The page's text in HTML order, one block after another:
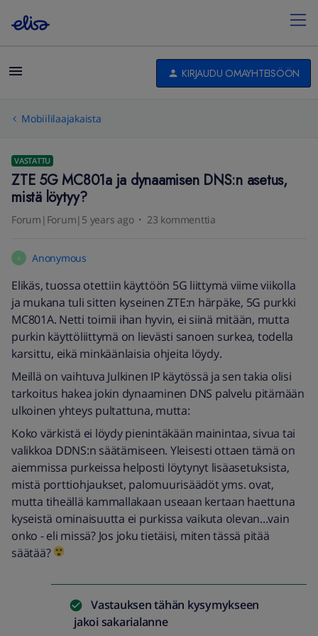
KIRJAUDU OMAYHTEISÖÖN
Mobiililaajakaista
VASTATTU
ZTE 5G MC801a ja dynaamisen DNS:n asetus,
mistä löytyy?
Forum|Forum|5 years ago 23 kommenttia
A Anonymous
Elikäs, tuossa otettiin käyttöön 5G liittymä viime viikolla
ja mukana tuli sitten kyseinen ZTE:n härpäke, 5G purkki
MC801A. Netti toimii ihan hyvin, ei siinä mitään, mutta
purkin käyttöliittymä on lievästi sanoen surkea, todella
karsittu, eikä minkäänlaisia ohjeita löydy.
Meillä on vaihtuva Julkinen IP käytössä ja sen takia olisi
tarkoitus hakea jokin dynaaminen DNS palvelu pitämään
ulkoinen yhteys pultattuna, mutta:
Koko värkistä ei löydy pienintäkään mainintaa, sivua tai
valikkoa DDNS:n säätämiseen. Yleisesti ottaen tämä on
aiemmissa purkeissa helposti löytynyt lisäasetuksista,
mistä porttiohjaukset, palomuurisäädöt yms. ovat,
mutta tiheällä kammallakaan useaan kertaan haettuna
kyseistä ominaisuutta ei purkissa vaikuta olevan...vain
onko - eli missä? Jos joku tietäisi, miten tässä pitää
säätää?
Vastauksen tähän kysymykseen
jakoi sakarialanne